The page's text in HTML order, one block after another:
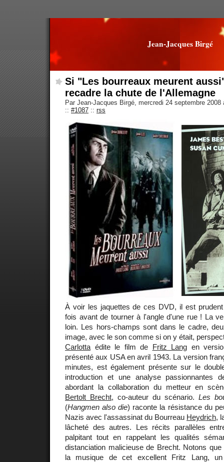
Jean-Jacques Birgé
Si "Les bourreaux meurent
recadre la chute de l'Allemagne
Par Jean-Jacques Birgé, mercredi 24 septembre
:: #1087 :: rss
À voir les jaquettes de ces DVD, il est
fois avant de tourner à l'angle d'une rue ! La
loin. Les hors-champs sont dans le cadre,
image, avec le son comme si on y était,
Carlotta édite le film de Fritz Lang en
présenté aux USA en avril 1943. La version
minutes, est également présente sur le
introduction et une analyse passionnantes
abordant la collaboration du metteur en
Bertolt Brecht, co-auteur du scénario. Les
(Hangmen also die) raconte la résistance du
Nazis avec l'assassinat du Bourreau Heydrich,
lâcheté des autres. Les récits parallèles
palpitant tout en rappelant les qualités
distanciation malicieuse de Brecht. Notons que
la musique de cet excellent Fritz Lang, un